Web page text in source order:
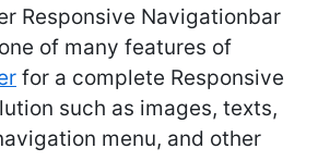
Responsive Navigationbar
of many features of
for a complete Responsive
such as images, texts,
menu, and other